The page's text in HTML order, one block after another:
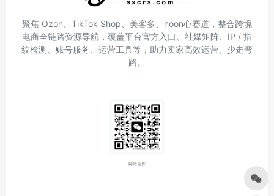
聚焦 Ozon、TikTok Shop、美客多、noon心赛道，整合跨境
电商全链路资源导航，覆盖平台官方入口、社媒矩阵、IP / 指
纹检测、账号服务、运营工具等，助力卖家高效运营、少走弯
路。
网站合作